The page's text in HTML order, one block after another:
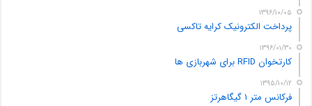
۱۳۹۶/۱۰/۰۵
پرداخت الکترونیک کرایه تاکسی
۱۳۹۶/۰۱/۳۰
کارتخوان RFID برای شهربازی ها
۱۳۹۵/۱۰/۱۲
فرکانس متر ۱ گیگاهرتز